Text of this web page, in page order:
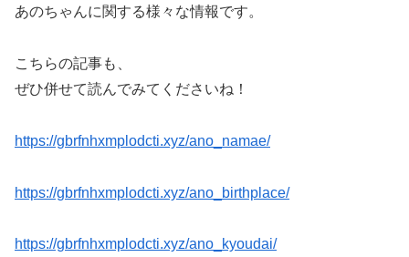
あのちゃんに関する様々な情報です。
こちらの記事も、
ぜひ併せて読んでみてくださいね！
https://gbrfnhxmplodcti.xyz/ano_namae/
https://gbrfnhxmplodcti.xyz/ano_birthplace/
https://gbrfnhxmplodcti.xyz/ano_kyoudai/